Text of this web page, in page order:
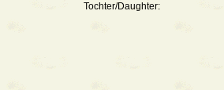
Tochter/Daughter: